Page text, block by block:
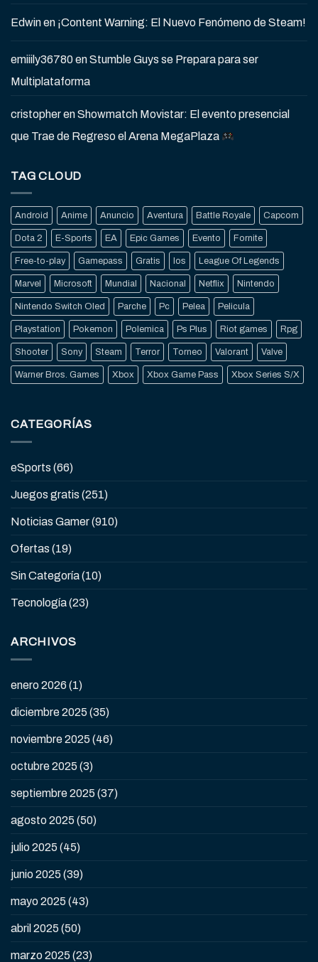
Edwinen ¡Content Warning: El Nuevo Fenómeno de Steam!
emiiily36780enStumble Guys se Prepara para ser
Multiplataforma
cristopherenShowmatch Movistar: El evento presencial
que Trae de Regreso el Arena MegaPlaza
TAG CLOUD
Android Anime Anuncio Aventura Battle Royale Capcom
Dota 2 E-Sports EA Epic Games Evento Fornite
Free-to-play Gamepass Gratis Ios League Of Legends
Marvel Microsoft Mundial Nacional Netflix Nintendo
Nintendo Switch Oled Parche Pc Pelea Pelicula
Playstation Pokemon Polemica Ps Plus Riot games Rpg
Shooter Sony Steam Terror Torneo Valorant Valve
Warner Bros. Games Xbox Xbox Game Pass Xbox Series S/X
CATEGORÍAS
eSports (66)
Juegos gratis (251)
Noticias Gamer(910)
Ofertas (19)
Sin Categoría(10)
Tecnología(23)
ARCHIVOS
enero 2026 (1)
diciembre 2025 (35)
noviembre 2025 (46)
octubre 2025 (3)
septiembre 2025 (37)
agosto 2025 (50)
julio 2025 (45)
junio 2025 (39)
mayo 2025 (43)
abril 2025 (50)
marzo 2025 (23)